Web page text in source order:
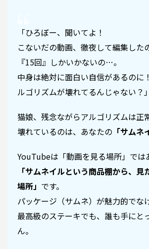
「ひろぼー、聞いてよ！
こないだの動画、徹夜して編集した
『15回』しかいかないの…。
中身は絶対に面白い自信があるのに
ルゴリズムが壊れてるんじゃない？」
猫娘、残念ながらアルゴリズムは正
壊れているのは、あなたの 「サムネ
YouTubeは「動画を見る場所」では
「サムネイルという商品棚から、見
場所」 です。
パッケージ（サムネ）が魅力的でな
最高級のステーキでも、誰も手にと
ん。